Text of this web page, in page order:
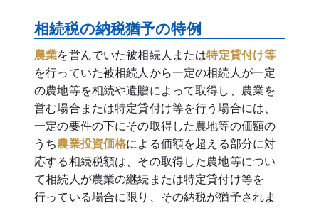
相続税の納税猶予の特例
農業を営んでいた被相続人または特定貸付け等
を行っていた被相続人から一定の相続人が一定
の農地等を相続や遺贈によって取得し、農業を
営む場合または特定貸付け等を行う場合には、
一定の要件の下にその取得した農地等の価額の
うち農業投資価格による価額を超える部分に対
応する相続税額は、その取得した農地等につい
て相続人が農業の継続または特定貸付け等を
行っている場合に限り、その納税が猶予されま